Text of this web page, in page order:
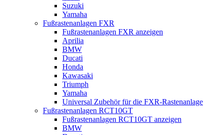
Suzuki
Yamaha
Fußrastenanlagen FXR
Fußrastenanlagen FXR anzeigen
Aprilia
BMW
Ducati
Honda
Kawasaki
Triumph
Yamaha
Universal Zubehör für die FXR-Rastenanlage
Fußrastenanlagen RCT10GT
Fußrastenanlagen RCT10GT anzeigen
BMW